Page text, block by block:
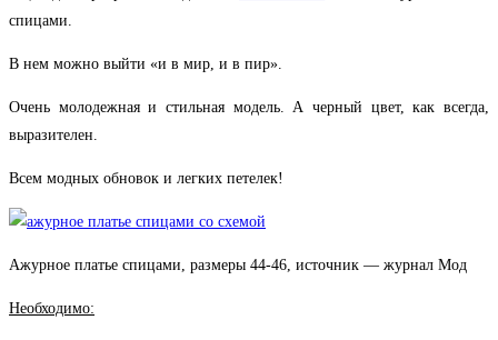
спицами.
В нем можно выйти «и в мир, и в пир».
Очень молодежная и стильная модель. А черный цвет, как всегда,
выразителен.
Всем модных обновок и легких петелек!
Ажурное платье спицами, размеры 44-46, источник — журнал Мод
Необходимо: